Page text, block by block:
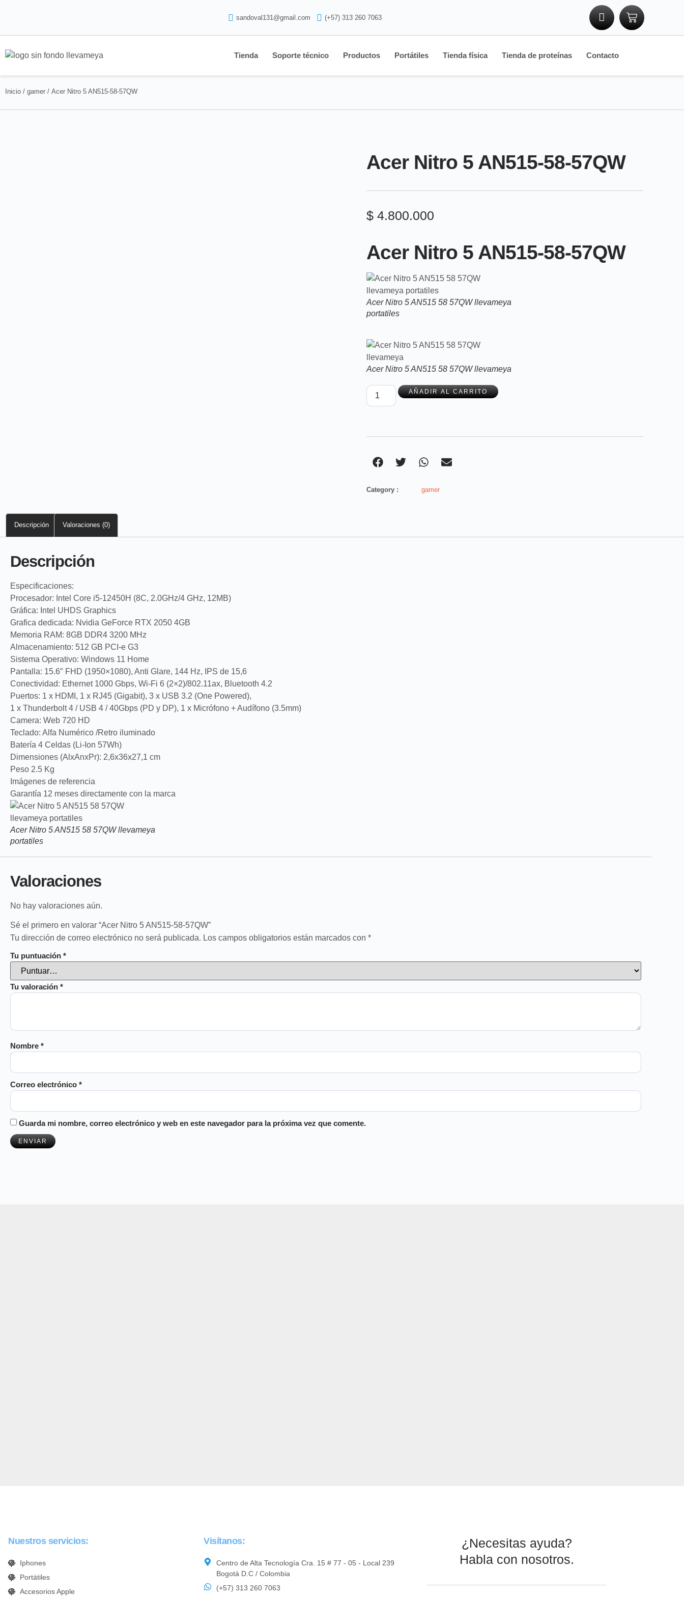
sandoval131@gmail.com (+57) 313 260 7063
Tienda Soporte técnico Productos Portátiles Tienda física Tienda de proteínas Contacto
Inicio / gamer / Acer Nitro 5 AN515-58-57QW
Acer Nitro 5 AN515-58-57QW
$ 4.800.000
Acer Nitro 5 AN515-58-57QW
Acer Nitro 5 AN515 58 57QW llevameya
portatiles
Acer Nitro 5 AN515 58 57QW llevameya
AÑADIR AL CARRITO
Category : gamer
Descripción Valoraciones (0)
Descripción
Especificaciones:
Procesador: Intel Core i5‐12450H (8C, 2.0GHz/4 GHz, 12MB)
Gráfica: Intel UHDS Graphics
Grafica dedicada: Nvidia GeForce RTX 2050 4GB
Memoria RAM: 8GB DDR4 3200 MHz
Almacenamiento: 512 GB PCI-e G3
Sistema Operativo: Windows 11 Home
Pantalla: 15.6″ FHD (1950×1080), Anti Glare, 144 Hz, IPS de 15,6
Conectividad: Ethernet 1000 Gbps, Wi-Fi 6 (2×2)/802.11ax, Bluetooth 4.2
Puertos: 1 x HDMI, 1 x RJ45 (Gigabit), 3 x USB 3.2 (One Powered),
1 x Thunderbolt 4 / USB 4 / 40Gbps (PD y DP), 1 x Micrófono + Audífono (3.5mm)
Camera: Web 720 HD
Teclado: Alfa Numérico /Retro iluminado
Batería 4 Celdas (Li-Ion 57Wh)
Dimensiones (AlxAnxPr): 2,6x36x27,1 cm
Peso 2.5 Kg
Imágenes de referencia
Garantía 12 meses directamente con la marca
Acer Nitro 5 AN515 58 57QW llevameya
portatiles
Valoraciones
No hay valoraciones aún.
Sé el primero en valorar “Acer Nitro 5 AN515-58-57QW”
Tu dirección de correo electrónico no será publicada. Los campos obligatorios están marcados con *
Tu puntuación *
Tu valoración *
Nombre *
Correo electrónico *
Guarda mi nombre, correo electrónico y web en este navegador para la próxima vez que comente.
Nuestros servicios:
Iphones
Portátiles
Accesorios Apple
Visítanos:
Centro de Alta Tecnología Cra. 15 # 77 - 05 - Local 239
Bogotá D.C / Colombia
(+57) 313 260 7063
¿Necesitas ayuda?
Habla con nosotros.